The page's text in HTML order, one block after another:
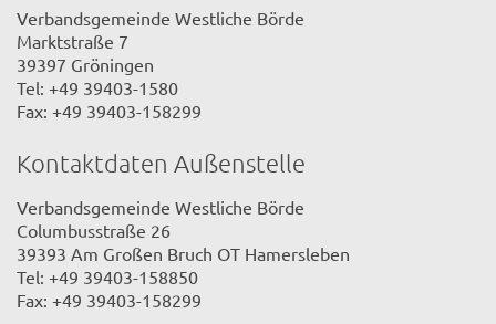
Verbandsgemeinde Westliche Börde
Marktstraße 7
39397 Gröningen
Tel: +49 39403-1580
Fax: +49 39403-158299
Kontaktdaten Außenstelle
Verbandsgemeinde Westliche Börde
Columbusstraße 26
39393 Am Großen Bruch OT Hamersleben
Tel: +49 39403-158850
Fax: +49 39403-158299